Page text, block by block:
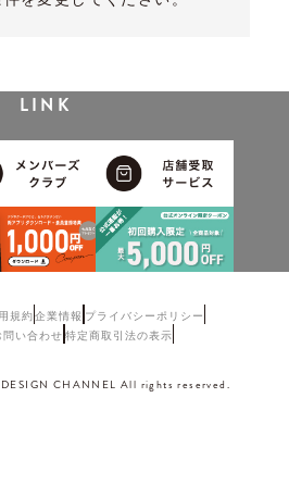
LINK
規約企業情報 プライバシーポリシー
問い合わせ 特定商取引法の表示
CHANNEL All rights reserved.